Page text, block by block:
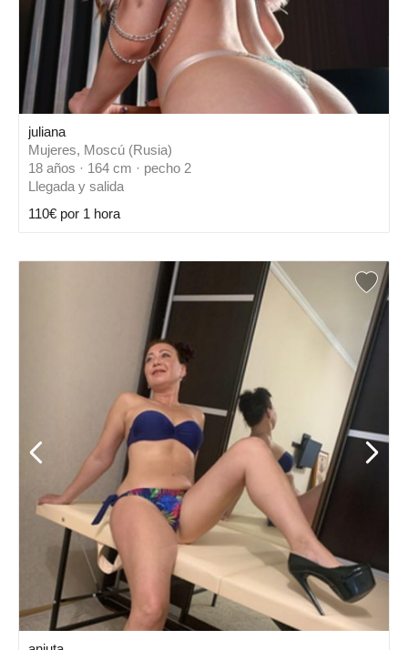
juliana
Mujeres, Moscú (Rusia)
18 años · 164 cm · pecho 2
Llegada y salida
110€ por 1 hora